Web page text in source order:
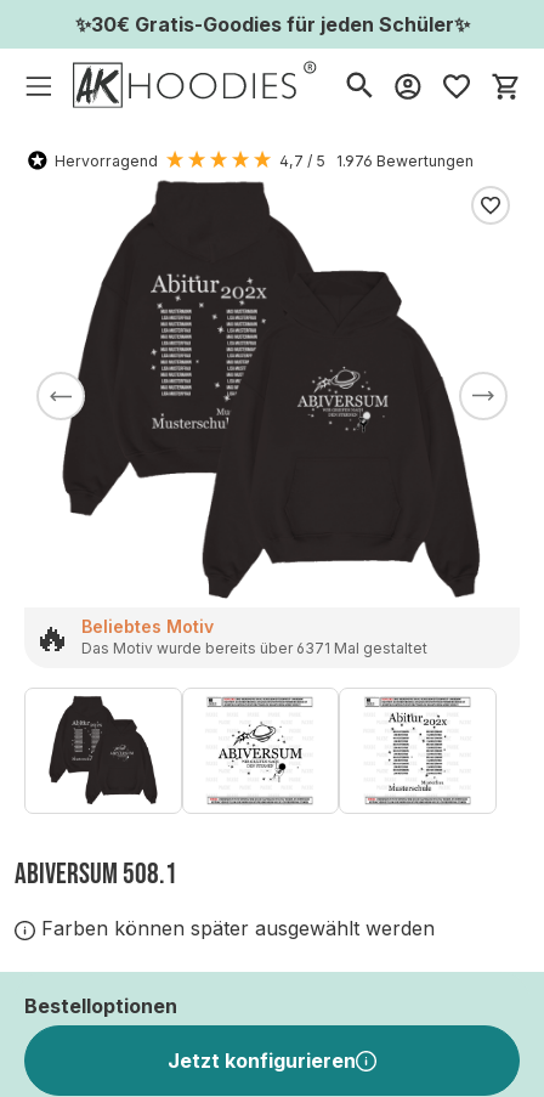
✨30€ Gratis-Goodies für jeden Schüler✨
Hervorragend 4,7 / 5 1.976 Bewertungen
🔥 Beliebtes Motiv
Das Motiv wurde bereits über 6371 Mal gestaltet
ABIVERSUM 508.1
Farben können später ausgewählt werden
Bestelloptionen
Jetzt konfigurieren